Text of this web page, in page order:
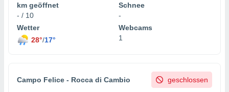
km geöffnet
- / 10
Schnee
-
Wetter
28°/17°
Webcams
1
Campo Felice - Rocca di Cambio geschlossen